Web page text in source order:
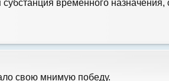
временного назначения,
свою мнимую победу.